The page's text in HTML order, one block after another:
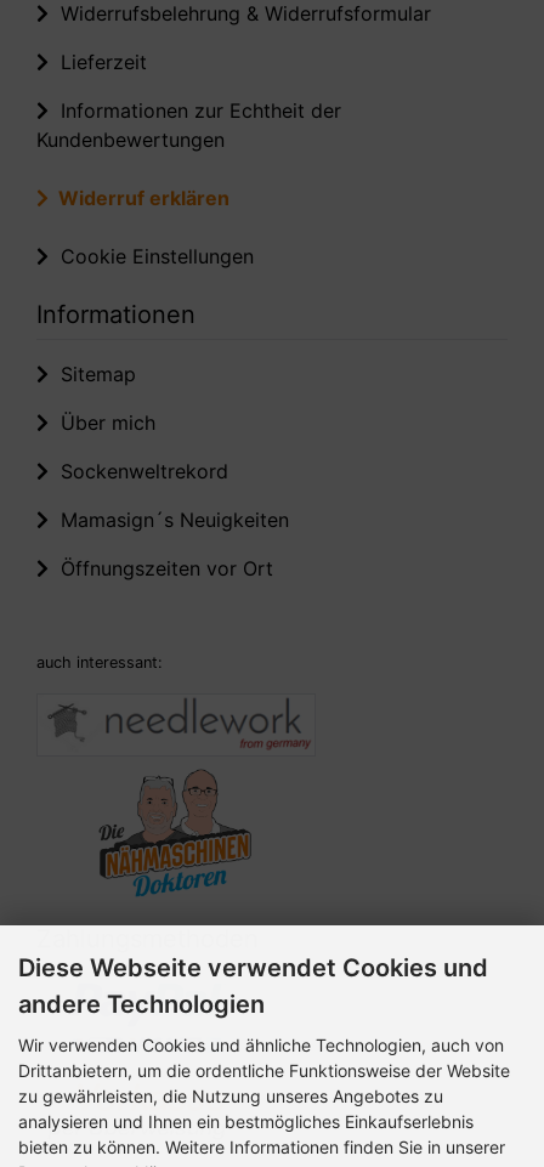
Widerrufsbelehrung & Widerrufsformular
Lieferzeit
Informationen zur Echtheit der
Kundenbewertungen
Widerruf erklären
Cookie Einstellungen
Informationen
Sitemap
Über mich
Sockenweltrekord
Mamasign´s Neuigkeiten
Öffnungszeiten vor Ort
auch interessant:
Diese Webseite verwendet Cookies und
andere Technologien
Wir verwenden Cookies und ähnliche Technologien, auch von
Drittanbietern, um die ordentliche Funktionsweise der Website
zu gewährleisten, die Nutzung unseres Angebotes zu
analysieren und Ihnen ein bestmögliches Einkaufserlebnis
bieten zu können. Weitere Informationen finden Sie in unserer